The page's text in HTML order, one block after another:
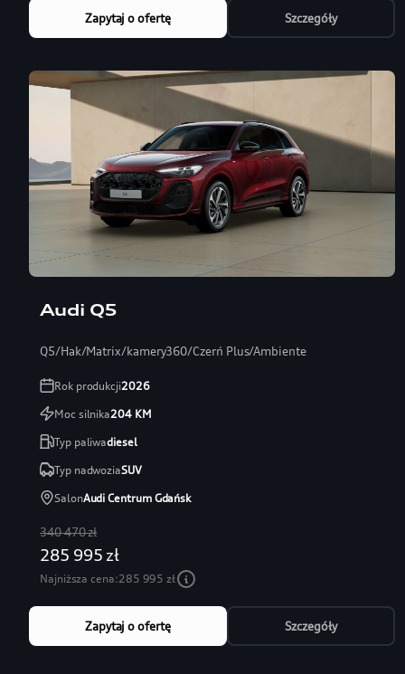
Zapytaj o ofertę Szczegóły
Audi Q5
Q5/Hak/Matrix/kamery360/Czerń Plus/Ambiente
Rok produkcji2026
Moc silnika204KM
Typ paliwadiesel
Typ nadwoziaSUV
SalonAudi Centrum Gdańsk
340 470 zł
285 995 zł
Najniższa cena:285 995 zł
Zapytaj o ofertę Szczegóły